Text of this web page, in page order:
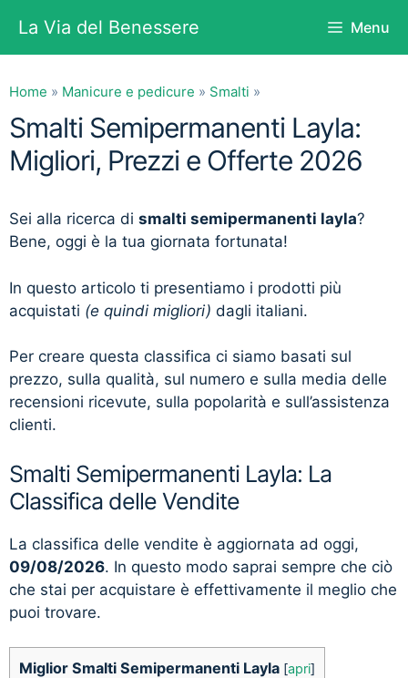
contenuto
La Via del Benessere Menu
Home » Manicure e pedicure » Smalti »
Smalti Semipermanenti Layla:
Migliori, Prezzi e Offerte 2026
Sei alla ricerca di smalti semipermanenti layla?
Bene, oggi è la tua giornata fortunata!
In questo articolo ti presentiamo i prodotti più
acquistati (e quindi migliori) dagli italiani.
Per creare questa classifica ci siamo basati sul
prezzo, sulla qualità, sul numero e sulla media delle
recensioni ricevute, sulla popolarità e sull’assistenza
clienti.
Smalti Semipermanenti Layla: La
Classifica delle Vendite
La classifica delle vendite è aggiornata ad oggi,
09/08/2026. In questo modo saprai sempre che ciò
che stai per acquistare è effettivamente il meglio che
puoi trovare.
Miglior Smalti Semipermanenti Layla [apri]